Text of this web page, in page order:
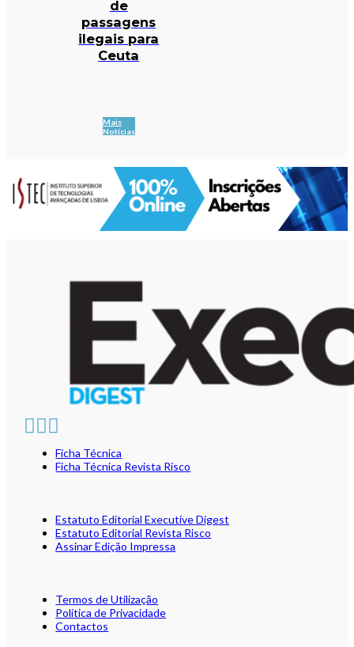
de
passagens
ilegais para
Ceuta
Mais
Notícias
Ficha Técnica
Ficha Técnica Revista Risco
Estatuto Editorial Executive Digest
Estatuto Editorial Revista Risco
Assinar Edição Impressa
Termos de Utilização
Política de Privacidade
Contactos